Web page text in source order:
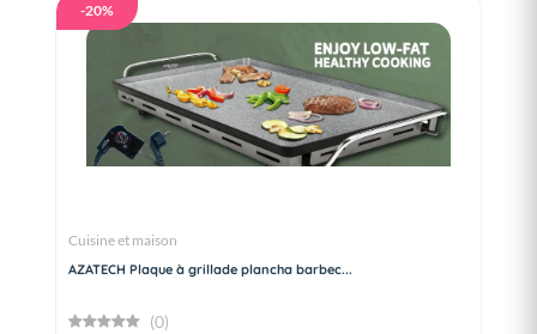
-20%
Cuisine et maison
AZATECH Plaque à grillade plancha barbec...
(0)